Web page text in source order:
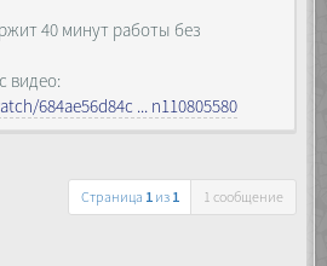
40 минут работы без
видео:
684ae56d84c ... n110805580
Страница 1из 1 1 сообщение